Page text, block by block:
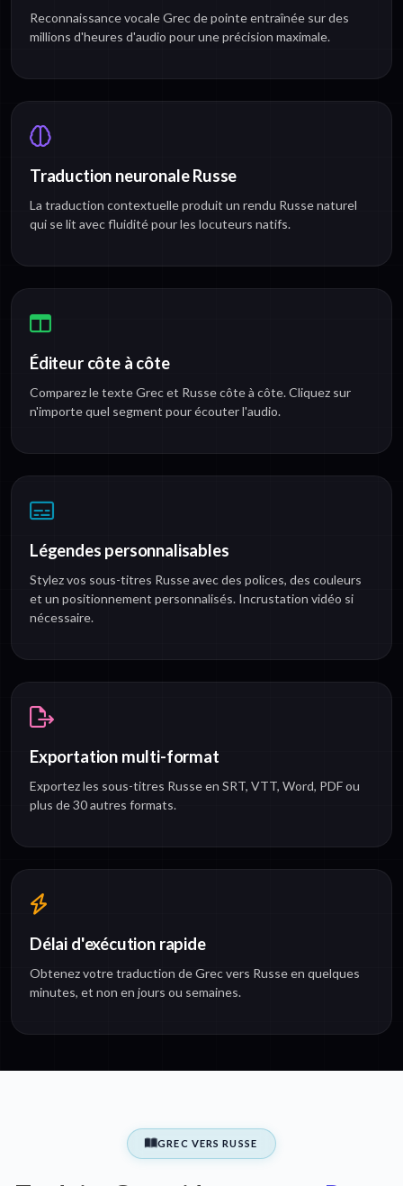
Reconnaissance vocale Grec de pointe entraînée sur des
millions d'heures d'audio pour une précision maximale.
Traduction neuronale Russe
La traduction contextuelle produit un rendu Russe naturel
qui se lit avec fluidité pour les locuteurs natifs.
Éditeur côte à côte
Comparez le texte Grec et Russe côte à côte. Cliquez sur
n'importe quel segment pour écouter l'audio.
Légendes personnalisables
Stylez vos sous-titres Russe avec des polices, des couleurs
et un positionnement personnalisés. Incrustation vidéo si
nécessaire.
Exportation multi-format
Exportez les sous-titres Russe en SRT, VTT, Word, PDF ou
plus de 30 autres formats.
Délai d'exécution rapide
Obtenez votre traduction de Grec vers Russe en quelques
minutes, et non en jours ou semaines.
GREC VERS RUSSE